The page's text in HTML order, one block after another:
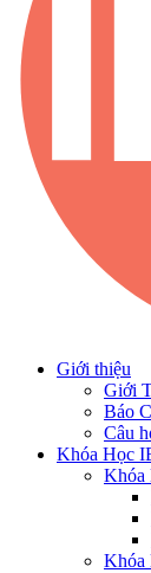
Giới thiệu
Giới
Báo
Câu
Khóa Học
Khóa
Khóa